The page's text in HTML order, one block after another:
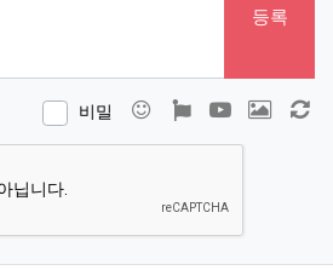
등록
비밀 이모티콘폰트어썸
동영상 이미지